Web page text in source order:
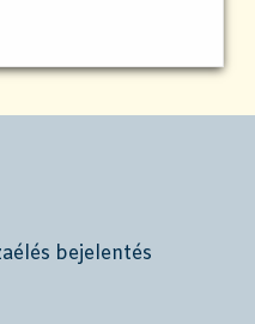
bejelentés